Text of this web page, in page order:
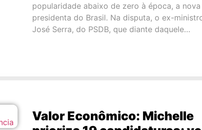
popularidade abaixo de zero à época, a nova
presidenta do Brasil. Na disputa, o ex-
José Serra, do PSDB, que diante daquele…
Valor Econômico: Michelle